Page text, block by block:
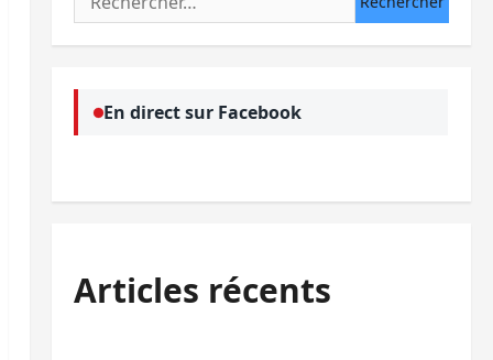
En direct sur Facebook
Articles récents